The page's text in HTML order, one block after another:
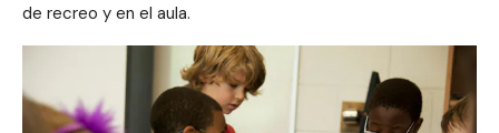
de recreo y en el aula.